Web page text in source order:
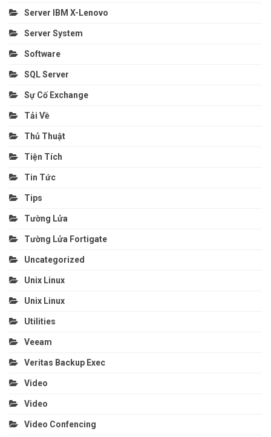
Server IBM X-Lenovo
Server System
Software
SQL Server
Sự Cố Exchange
Tải Về
Thủ Thuật
Tiện Tích
Tin Tức
Tips
Tường Lửa
Tường Lửa Fortigate
Uncategorized
Unix Linux
Unix Linux
Utilities
Veeam
Veritas Backup Exec
Video
Video
Video Confencing